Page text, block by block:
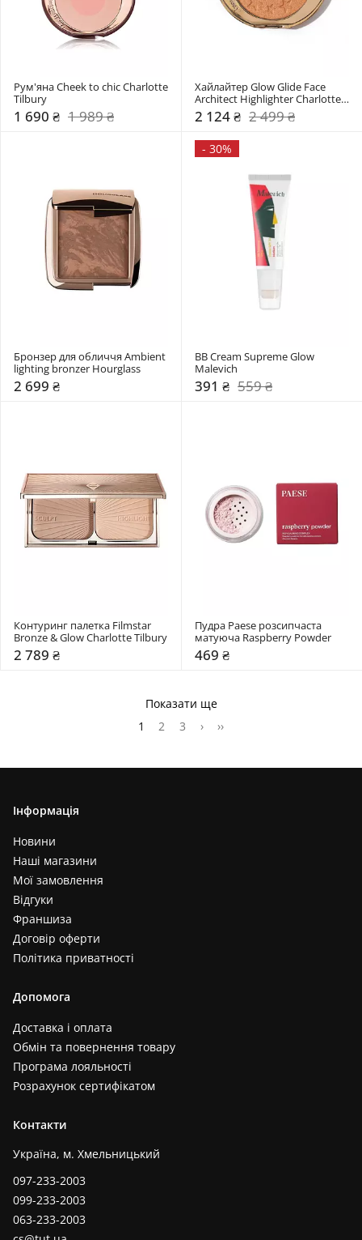
Рум'яна Cheek to chic Charlotte
Tilbury
1 690 ₴ 1 989 ₴
Хайлайтер Glow Glide Face
Architect Highlighter Charlotte
Tilbury
2 124 ₴ 2 499 ₴
Бронзер для обличчя Ambient
lighting bronzer Hourglass
2 699 ₴
- 30%
BB Cream Supreme Glow
Malevich
391 ₴ 559 ₴
Контуринг палетка Filmstar
Bronze & Glow Charlotte Tilbury
2 789 ₴
Пудра Paese розсипчаста
матуюча Raspberry Powder
469 ₴
Показати ще
1
2 3 › ››
Інформація
Новини
Наші магазини
Мої замовлення
Відгуки
Франшиза
Договір оферти
Політика приватності
Допомога
Доставка і оплата
Обмін та повернення товару
Програма лояльності
Розрахунок сертифікатом
Контакти
Україна, м. Хмельницький
097-233-2003
099-233-2003
063-233-2003